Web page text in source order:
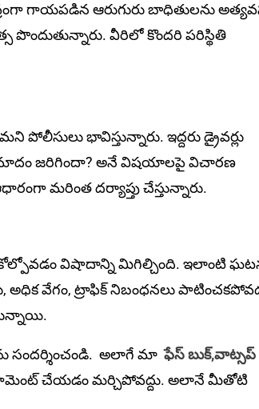
గాయపడిన ఆరుగురు బాధితులను
పొందుతున్నారు. వీరిలో కొంద‌రి ప‌రిస్థితి
పోలీసులు భావిస్తున్నారు. ఇద్దరు డ్రైవర్లు
జ‌రిగిందా? అనే విష‌యాల‌పై విచారణ
మరింత దర్యాప్తు చేస్తున్నారు.
కోల్పోవ‌డం విషాదాన్ని మిగిల్చింది. ఇలాంటి
వేగం, ట్రాఫిక్ నిబంధనలు
సందర్శించండి. అలాగే మాఫేస్ బుక్,వాట్సప్
చేయడం మర్చిపోవద్దు. అలానే మీతోటి